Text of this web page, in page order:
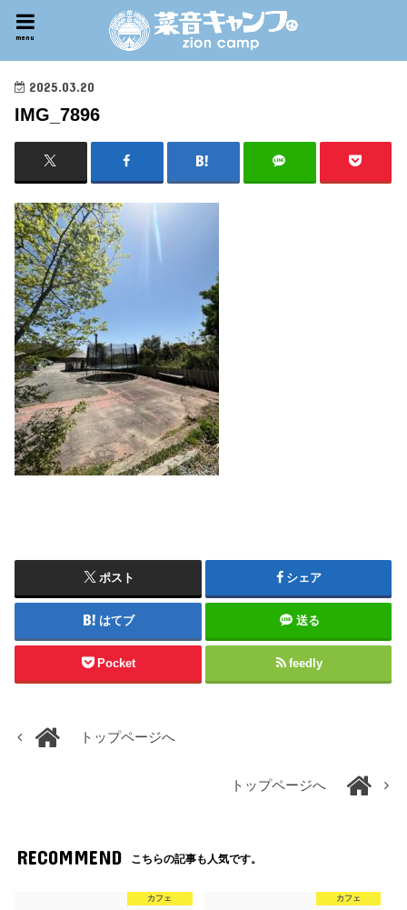
menu
2025.03.20
IMG_7896
ポスト シェア
はてブ 送る
Pocket feedly
トップページへ
トップページへ
RECOMMEND こちらの記事も人気です。
カフェ カフェ